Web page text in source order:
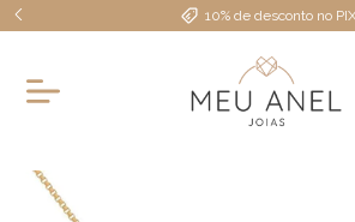
10% de desconto no PIX